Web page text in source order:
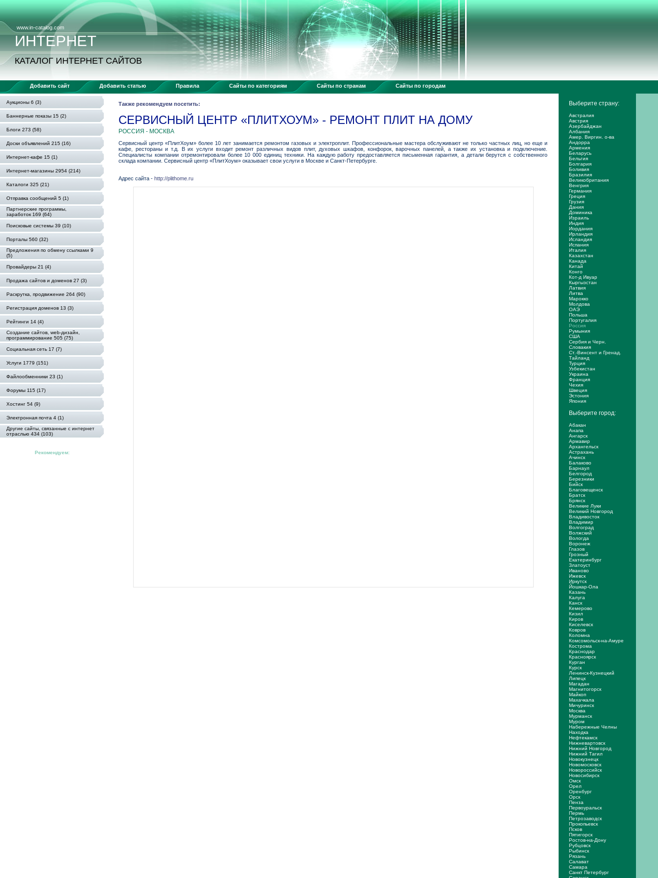
www.in-catalog.com
ИНТЕРНЕТ
КАТАЛОГ ИНТЕРНЕТ САЙТОВ
Добавить сайт Добавить статью Правила Сайты по категориям Сайты по странам Сайты по городам
Аукционы 6 (3)
Баннерные показы 15 (2)
Блоги 273 (58)
Доски объявлений 215 (16)
Интернет-кафе 15 (1)
Интернет-магазины 2954 (214)
Каталоги 325 (21)
Отправка сообщений 5 (1)
Партнерские программы,
заработок 169 (64)
Поисковые системы 39 (10)
Порталы 560 (32)
Предложения по обмену ссылками 9
(5)
Провайдеры 21 (4)
Продажа сайтов и доменов 27 (3)
Раскрутка, продвижение 264 (90)
Регистрация доменов 13 (3)
Рейтинги 14 (4)
Создание сайтов, web-дизайн,
программирование 505 (75)
Социальная сеть 17 (7)
Услуги 1779 (151)
Файлообменники 23 (1)
Форумы 115 (17)
Хостинг 54 (9)
Электронная почта 4 (1)
Другие сайты, связанные с интернет
отраслью 434 (103)
Рекомендуем:
Также рекомендуем посетить:
СЕРВИСНЫЙ ЦЕНТР «ПЛИТХОУМ» - РЕМОНТ ПЛИТ НА ДОМУ
РОССИЯ - МОСКВА
Сервисный центр «ПлитХоум» более 10 лет занимается ремонтом газовых и электроплит. Профессиональные мастера обслуживают не только частных лиц, но еще и
кафе, рестораны и т.д. В их услуги входит ремонт различных видов плит, духовых шкафов, конфорок, варочных панелей, а также их установка и подключение.
Специалисты компании отремонтировали более 10 000 единиц техники. На каждую работу предоставляется письменная гарантия, а детали берутся с собственного
склада компании. Сервисный центр «ПлитХоум» оказывает свои услуги в Москве и Санкт-Петербурге.
Адрес сайта - http://plithome.ru
Выберите страну:
Австралия
Австрия
Азербайджан
Албания
Амер. Виргин. о-ва
Андорра
Армения
Беларусь
Бельгия
Болгария
Боливия
Бразилия
Великобритания
Венгрия
Германия
Греция
Грузия
Дания
Доминика
Израиль
Индия
Иордания
Ирландия
Исландия
Испания
Италия
Казахстан
Канада
Китай
Конго
Кот-д Ивуар
Кыргызстан
Латвия
Литва
Марокко
Молдова
ОАЭ
Польша
Португалия
Россия
Румыния
США
Сербия и Черн.
Словакия
Ст.-Винсент и Гренад.
Тайланд
Турция
Узбекистан
Украина
Франция
Чехия
Швеция
Эстония
Япония
Выберите город:
Абакан
Анапа
Ангарск
Армавир
Архангельск
Астрахань
Ачинск
Балаково
Барнаул
Белгород
Березники
Бийск
Благовещенск
Братск
Брянск
Великие Луки
Великий Новгород
Владивосток
Владимир
Волгоград
Волжский
Вологда
Воронеж
Глазов
Грозный
Екатеринбург
Златоуст
Иваново
Ижевск
Иркутск
Йошкар-Ола
Казань
Калуга
Канск
Кемерово
Кизил
Киров
Киселевск
Ковров
Коломна
Комсомольск-на-Амуре
Кострома
Краснодар
Красноярск
Курган
Курск
Ленинск-Кузнецкий
Липецк
Магадан
Магнитогорск
Майкоп
Махачкала
Мичуринск
Москва
Мурманск
Муром
Набережные Челны
Находка
Нефтекамск
Нижневартовск
Нижний Новгород
Нижний Тагил
Новокузнецк
Новомосковск
Новороссийск
Новосибирск
Омск
Орел
Оренбург
Орск
Пенза
Первоуральск
Пермь
Петрозаводск
Прокопьевск
Псков
Пятигорск
Ростов-на-Дону
Рубцовск
Рыбинск
Рязань
Салават
Самара
Санкт Петербург